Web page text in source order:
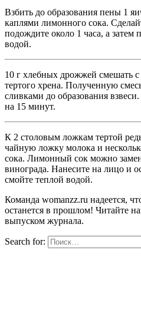
Взбить до образования пены 1
каплями лимонного сока.
подождите около 1 часа, а затем
водой.
10 г хлебных дрожжей смешать
тертого хрена. Полученную
сливками до образования
на 15 минут.
К 2 столовым ложкам тертой
чайную ложку молока и
сока. Лимонный сок можно
винограда. Нанесите на лицо и
смойте теплой водой.
Команда womanzz.ru надеется,
останется в прошлом! Читайте
выпуском журнала.
Search for: